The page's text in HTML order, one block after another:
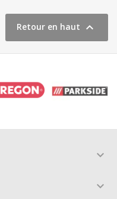
Retour en haut 

